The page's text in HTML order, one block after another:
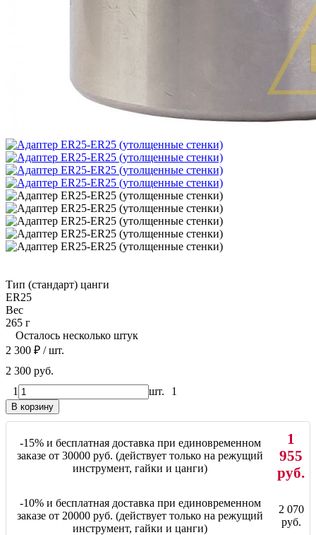
Тип (стандарт) цанги
ER25
Вес
265 г
Осталось несколько штук
2 300 ₽ / шт.
2 300 руб.
1
шт. 1
В корзину
-15% и бесплатная доставка при единовременном
заказе от 30000 руб. (действует только на режущий
инструмент, гайки и цанги)
1
955
руб.
-10% и бесплатная доставка при единовременном
заказе от 20000 руб. (действует только на режущий
инструмент, гайки и цанги)
2 070
руб.